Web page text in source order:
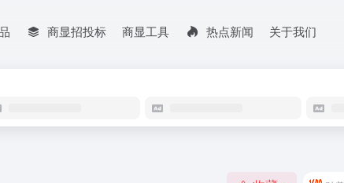
商显招投标 商显工具 热点新闻 关于我们